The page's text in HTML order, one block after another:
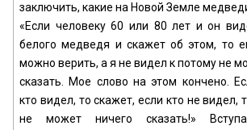
заключить, какие на Новой Земле
«Если человеку 60 или 80 лет и он
белого медведя и скажет об этом, то
можно верить, а я не видел к потому не
сказать. Мое слово на этом кончено.
кто видел, то скажет, если кто не видел,
не может ничего сказать!»